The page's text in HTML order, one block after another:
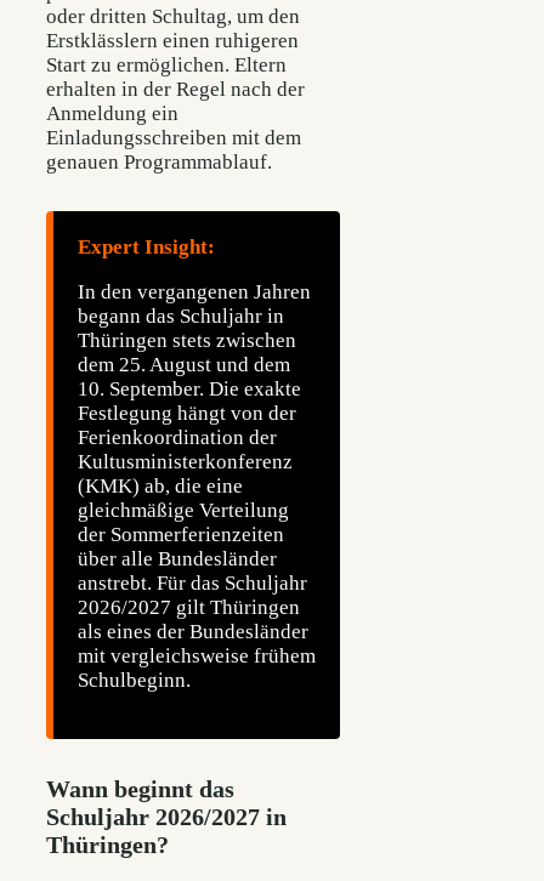
oder dritten Schultag, um den
Erstklässlern einen ruhigeren
Start zu ermöglichen. Eltern
erhalten in der Regel nach der
Anmeldung ein
Einladungsschreiben mit dem
genauen Programmablauf.
Expert Insight:
In den vergangenen Jahren
begann das Schuljahr in
Thüringen stets zwischen
dem 25. August und dem
10. September. Die exakte
Festlegung hängt von der
Ferienkoordination der
Kultusministerkonferenz
(KMK) ab, die eine
gleichmäßige Verteilung
der Sommerferienzeiten
über alle Bundesländer
anstrebt. Für das Schuljahr
2026/2027 gilt Thüringen
als eines der Bundesländer
mit vergleichsweise frühem
Schulbeginn.
Wann beginnt das
Schuljahr 2026/2027 in
Thüringen?